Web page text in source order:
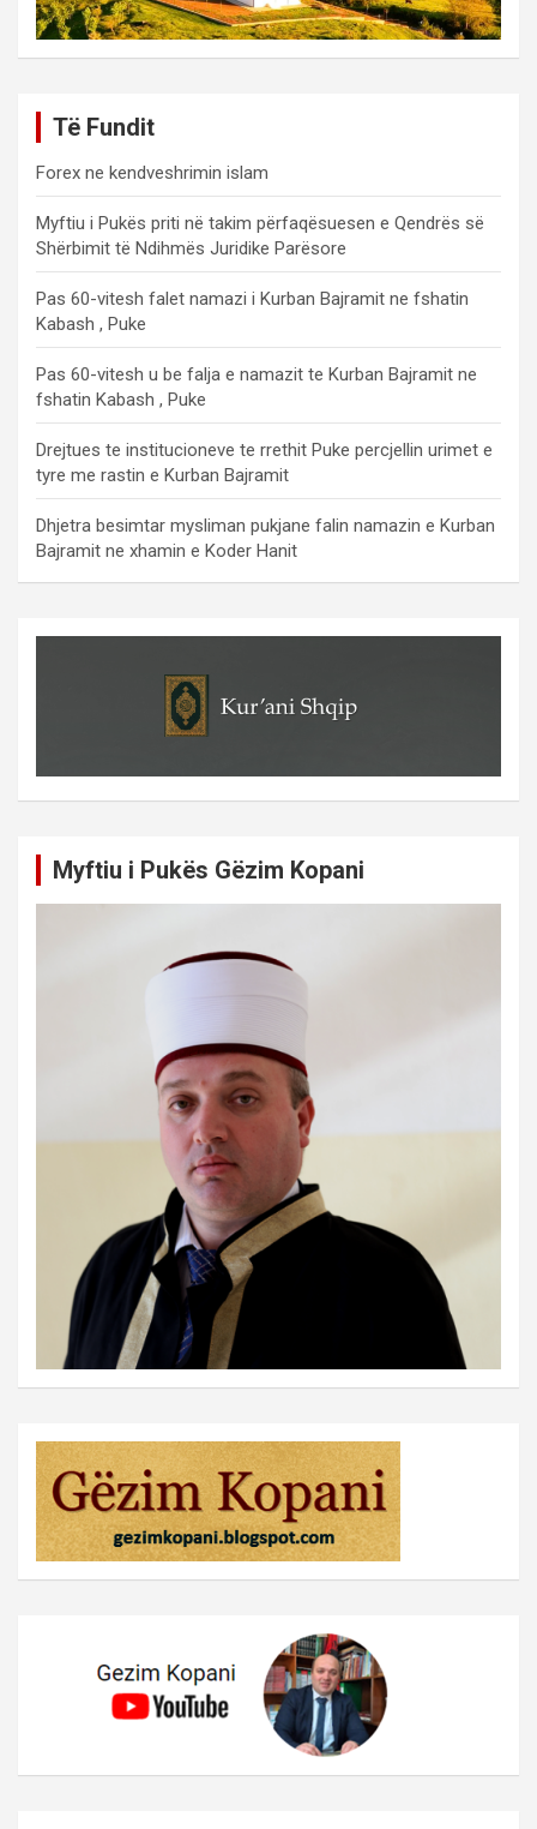
Të Fundit
Forex ne kendveshrimin islam
Myftiu i Pukës priti në takim përfaqësuesen e Qendrës së
Shërbimit të Ndihmës Juridike Parësore
Pas 60-vitesh falet namazi i Kurban Bajramit ne fshatin
Kabash , Puke
Pas 60-vitesh u be falja e namazit te Kurban Bajramit ne
fshatin Kabash , Puke
Drejtues te institucioneve te rrethit Puke percjellin urimet e
tyre me rastin e Kurban Bajramit
Dhjetra besimtar mysliman pukjane falin namazin e Kurban
Bajramit ne xhamin e Koder Hanit
Myftiu i Pukës Gëzim Kopani